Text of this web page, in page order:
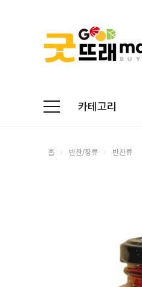
카테고리
홈 반찬/장류 반찬류